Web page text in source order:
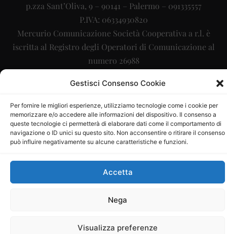
Gestisci Consenso Cookie
Per fornire le migliori esperienze, utilizziamo tecnologie come i cookie per
memorizzare e/o accedere alle informazioni del dispositivo. Il consenso a
queste tecnologie ci permetterà di elaborare dati come il comportamento di
navigazione o ID unici su questo sito. Non acconsentire o ritirare il consenso
può influire negativamente su alcune caratteristiche e funzioni.
Accetta
Nega
Visualizza preferenze
p.zza Sant’Oliva, 9 – 90141 – Palermo – 091335557
P.IVA: 06334930820
Mercurio Comunicazione Società Cooperativa a r.l. è
iscritta al Registro degli Operatori di Comunicazione al
numero 26988
Sito gestito daLa Digitale srl–info@ladigitale.it